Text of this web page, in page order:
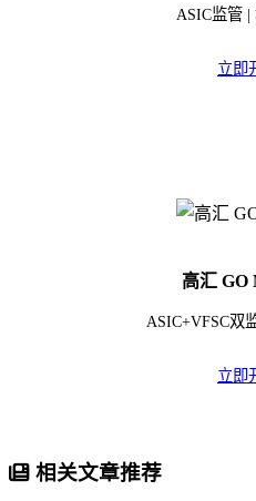
ASIC监管 |
立即
高汇 GO
ASIC+VFSC双
立即
相关文章推荐